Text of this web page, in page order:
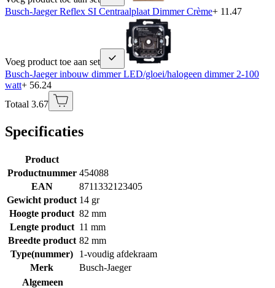
Busch-Jaeger Reflex SI Centraalplaat Dimmer Crème+ 11.47
Voeg product toe aan set
Busch-Jaeger inbouw dimmer LED/gloei/halogeen dimmer 2-100
watt+ 56.24
Totaal 3.67
Specificaties
Product
Productnummer 454088
EAN
8711332123405
Gewicht product 14 gr
Hoogte product 82 mm
Lengte product 11 mm
Breedte product 82 mm
Type(nummer)
1-voudig afdekraam
Merk
Busch-Jaeger
Algemeen